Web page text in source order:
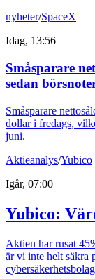
nyheter/SpaceX
Idag, 13:56
Småsparare
sedan
Småsparare
dollar i fredags,
juni.
Aktieanalys/Yubico
Igår, 07:00
Yubico:
Aktien har rusat
är vi inte helt säkra